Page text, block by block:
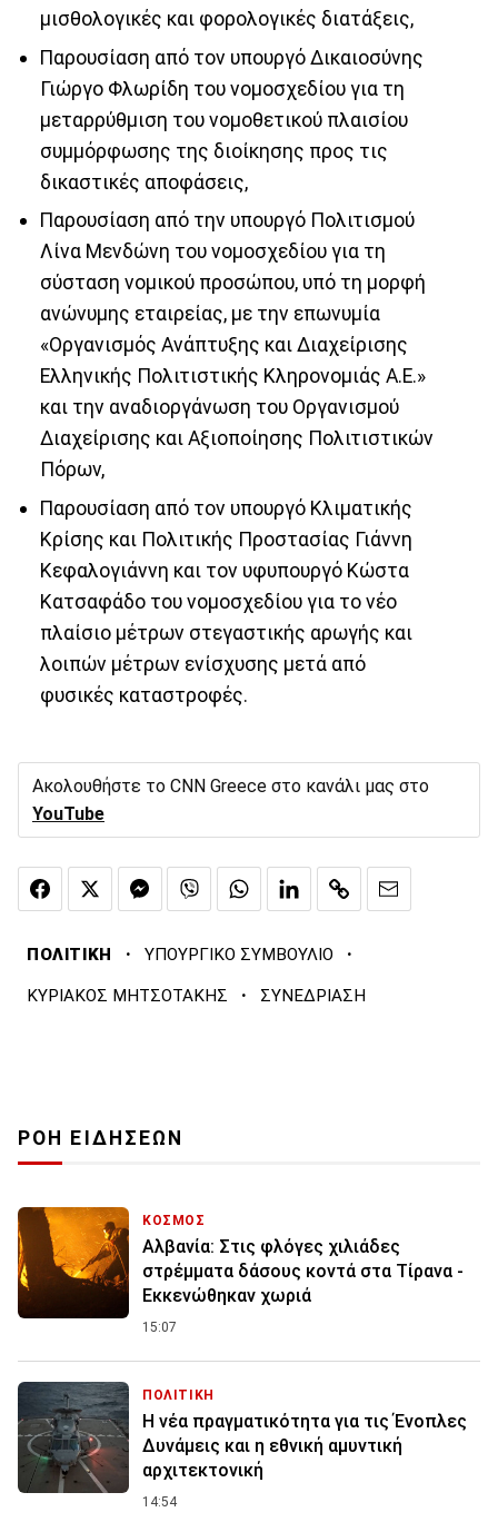
μισθολογικές και φορολογικές διατάξεις,
Παρουσίαση από τον υπουργό Δικαιοσύνης
Γιώργο Φλωρίδη του νομοσχεδίου για τη
μεταρρύθμιση του νομοθετικού πλαισίου
συμμόρφωσης της διοίκησης προς τις
δικαστικές αποφάσεις,
Παρουσίαση από την υπουργό Πολιτισμού
Λίνα Μενδώνη του νομοσχεδίου για τη
σύσταση νομικού προσώπου, υπό τη μορφή
ανώνυμης εταιρείας, με την επωνυμία
«Οργανισμός Ανάπτυξης και Διαχείρισης
Ελληνικής Πολιτιστικής Κληρονομιάς Α.Ε.»
και την αναδιοργάνωση του Οργανισμού
Διαχείρισης και Αξιοποίησης Πολιτιστικών
Πόρων,
Παρουσίαση από τον υπουργό Κλιματικής
Κρίσης και Πολιτικής Προστασίας Γιάννη
Κεφαλογιάννη και τον υφυπουργό Κώστα
Κατσαφάδο του νομοσχεδίου για το νέο
πλαίσιο μέτρων στεγαστικής αρωγής και
λοιπών μέτρων ενίσχυσης μετά από
φυσικές καταστροφές.
Ακολουθήστε το CNN Greece στο κανάλι μας στο
YouTube
ΠΟΛΙΤΙΚΗ · ΥΠΟΥΡΓΙΚΟ ΣΥΜΒΟΥΛΙΟ ·
ΚΥΡΙΑΚΟΣ ΜΗΤΣΟΤΑΚΗΣ · ΣΥΝΕΔΡΙΑΣΗ
ΡΟΗ ΕΙΔΗΣΕΩΝ
ΚΟΣΜΟΣ
Αλβανία: Στις φλόγες χιλιάδες
στρέμματα δάσους κοντά στα Τίρανα -
Εκκενώθηκαν χωριά
15:07
ΠΟΛΙΤΙΚΗ
Η νέα πραγματικότητα για τις Ένοπλες
Δυνάμεις και η εθνική αμυντική
αρχιτεκτονική
14:54